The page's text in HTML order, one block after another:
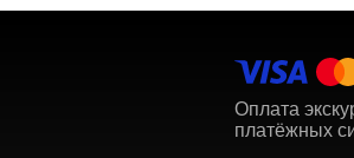
Оплата
платёжных